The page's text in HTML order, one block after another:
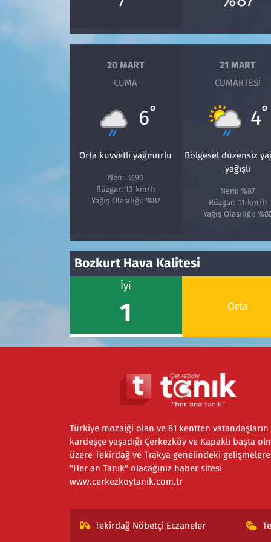
20 MART
CUMA
6°
Orta kuvvetli yağmurlu
Nem: %90
Rüzgar: 13 km/h
Yağış Olasılığı: %87
21 MART
CUMARTESI
4°
Bölgesel düzensiz
yağışlı
Nem: %87
Rüzgar: 11 km/h
Yağış Olasılığı:
Bozkurt Hava Kalitesi
İyi
1 Orta
Türkiye mozaiği olan ve 81 kentten vatandaşların
kardeşçe yaşadığı Çerkezköy ve Kapaklı başta
üzere Tekirdağ ve Trakya genelindeki gelişmelere
"Her an Tanık" olacağınız haber sitesi
www.cerkezkoytanik.com.tr
Tekirdağ Nöbetçi Eczaneler